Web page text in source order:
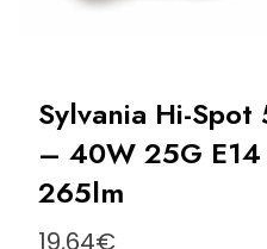
Sylvania Hi-
– 40W 25G
265lm
19,64€